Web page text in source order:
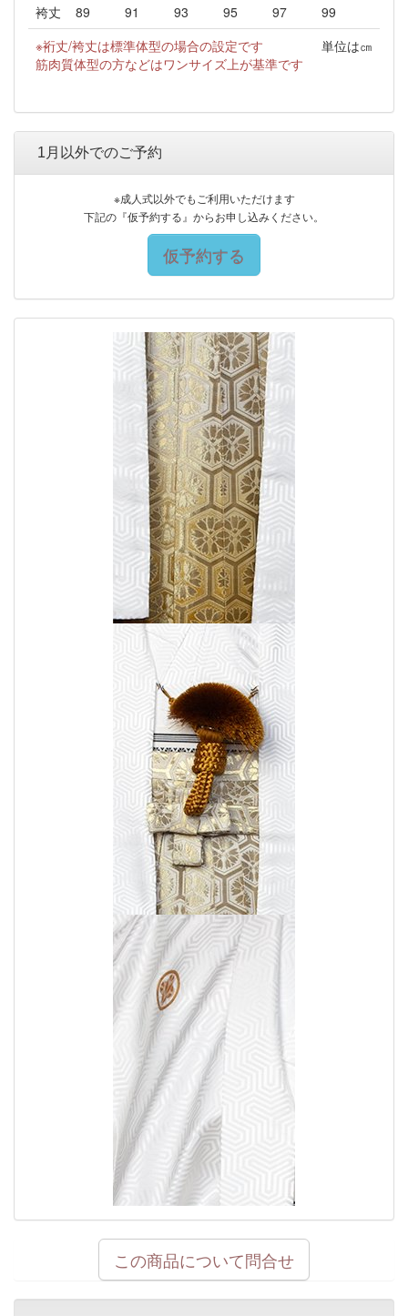
袴丈 89 91 93 95 97
99
※裄丈/袴丈は標準体型の場合の設定です
筋肉質体型の方などはワンサイズ上が基準です
単位は㎝
1月以外でのご予約
※成人式以外でもご利用いただけます
下記の『仮予約する』からお申し込みください。
仮予約する
この商品について問合せ